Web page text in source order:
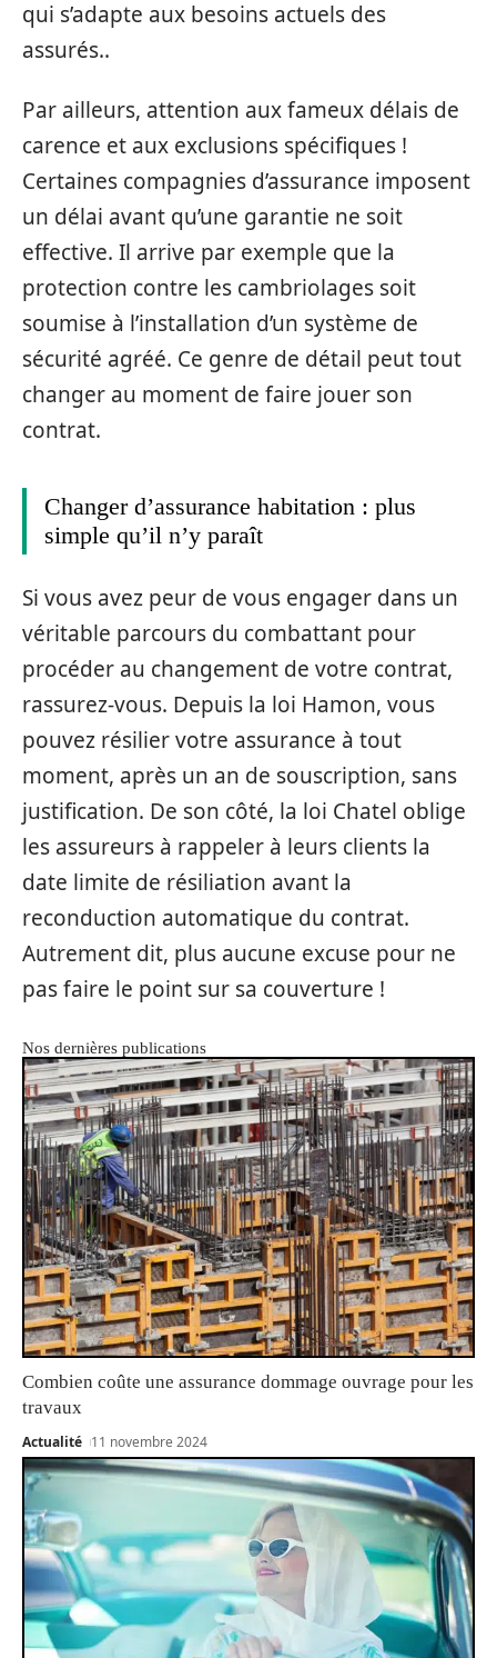
qui s’adapte aux besoins actuels des
assurés..
Par ailleurs, attention aux fameux délais de
carence et aux exclusions spécifiques !
Certaines compagnies d’assurance imposent
un délai avant qu’une garantie ne soit
effective. Il arrive par exemple que la
protection contre les cambriolages soit
soumise à l’installation d’un système de
sécurité agréé. Ce genre de détail peut tout
changer au moment de faire jouer son
contrat.
Changer d’assurance habitation : plus
simple qu’il n’y paraît
Si vous avez peur de vous engager dans un
véritable parcours du combattant pour
procéder au changement de votre contrat,
rassurez-vous. Depuis la loi Hamon, vous
pouvez résilier votre assurance à tout
moment, après un an de souscription, sans
justification. De son côté, la loi Chatel oblige
les assureurs à rappeler à leurs clients la
date limite de résiliation avant la
reconduction automatique du contrat.
Autrement dit, plus aucune excuse pour ne
pas faire le point sur sa couverture !
Nos dernières publications
Combien coûte une assurance dommage ouvrage pour les
travaux
Actualité 11 novembre 2024